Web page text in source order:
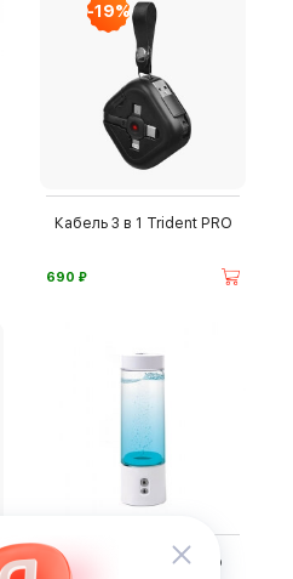
-19%
Кабель 3 в 1 Trident PRO
690 ⃏
Водородный боттлер